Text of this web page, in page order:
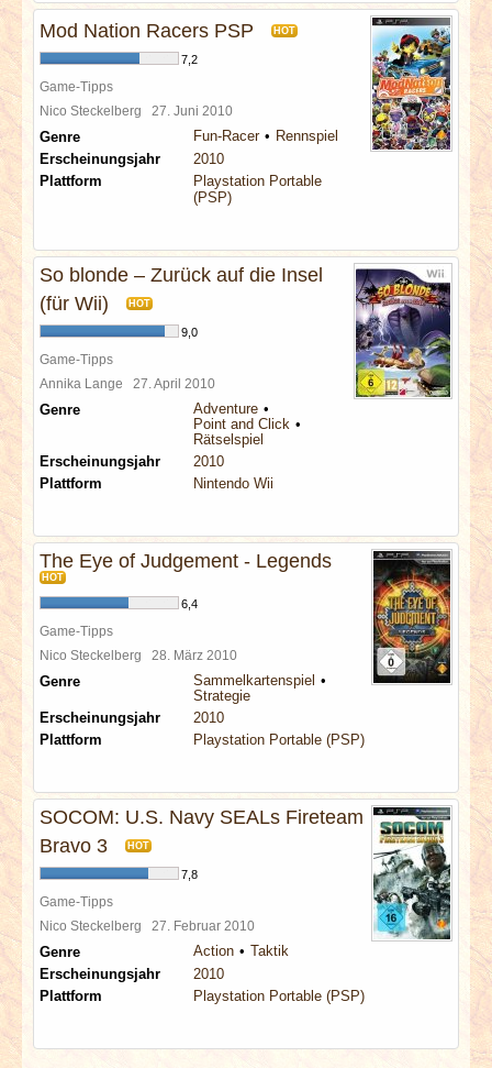
Mod Nation Racers PSP HOT
7,2
Game-Tipps
Nico Steckelberg 27. Juni 2010
Genre Fun-Racer
Rennspiel
Erscheinungsjahr
2010
Plattform
Playstation Portable
(PSP)
So blonde – Zurück auf die Insel
(für Wii)
HOT
9,0
Game-Tipps
Annika Lange 27. April 2010
Genre
Adventure
Point and Click
Rätselspiel
Erscheinungsjahr
2010
Plattform
Nintendo Wii
The Eye of Judgement - Legends
HOT
6,4
Game-Tipps
Nico Steckelberg 28. März 2010
Genre
Sammelkartenspiel
Strategie
Erscheinungsjahr
2010
Plattform
Playstation Portable (PSP)
SOCOM: U.S. Navy SEALs Fireteam
Bravo 3
HOT
7,8
Game-Tipps
Nico Steckelberg 27. Februar 2010
Genre Action
Taktik
Erscheinungsjahr
2010
Plattform
Playstation Portable (PSP)